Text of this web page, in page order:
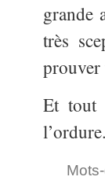
grande
très
prouver
Et tout
l’ordure.